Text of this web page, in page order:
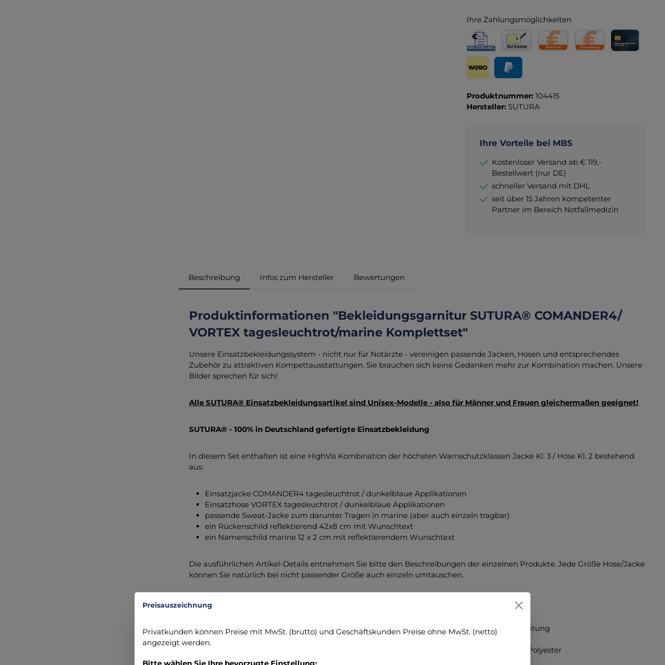
Ihre Zahlungsmöglichkeiten
Rechnung für Behörden
Vorkasse
Produktnummer: 104415
Hersteller: SUTURA
Ihre Vorteile bei MBS
Kostenloser Versand ab € 119,-
Bestellwert (nur DE)
schneller Versand mit DHL
seit über 15 Jahren kompetenter
Partner im Bereich Notfallmedizin
Beschreibung Infos zum Hersteller Bewertungen
Produktinformationen "Bekleidungsgarnitur SUTURA® COMANDER4/
VORTEX tagesleuchtrot/marine Komplettset"
Unsere Einsatzbekleidungssystem - nicht nur für Notärzte - vereinigen passende Jacken, Hosen und entsprechendes
Zubehör zu attraktiven Kompettausstattungen. Sie brauchen sich keine Gedanken mehr zur Kombination machen. Unsere
Bilder sprechen für sich!
Alle SUTURA® Einsatzbekleidungsartikel sind Unisex-Modelle - also für Männer und Frauen gleichermaßen geeignet!
SUTURA® - 100% in Deutschland gefertigte Einsatzbekleidung
In diesem Set enthalten ist eine HighVis Kombination der höchsten Warnschutzklassen Jacke Kl. 3 / Hose Kl. 2 bestehend
aus:
Einsatzjacke COMANDER4 tagesleuchtrot / dunkelblaue Applikationen
Einsatzhose VORTEX tagesleuchtrot / dunkelblaue Applikationen
passende Sweat-Jacke zum darunter Tragen in marine (aber auch einzeln tragbar)
ein Rückenschild reflektierend 42x8 cm mit Wunschtext
ein Namenschild marine 12 x 2 cm mit reflektierendem Wunschtext
Die ausführlichen Artikel-Details entnehmen Sie bitte den Beschreibungen der einzelnen Produkte. Jede Größe Hose/Jacke
können Sie natürlich bei nicht passender Größe auch einzeln umtauschen.
Zusammensetzung Jacke COMANDER4
Oberstoff: hochwertige 2 Lagen Laminat Membrane 90% Polyester mit 10% PU- Beschichtung
Tagesleuchtfarbe nach ISO EN 20471:2013. Gewicht 205 g/m2
Umweltstandards: OEKOtex100, PTFE-frei, FC-frei Innenfutter: Meshgewebe grau, 100% Polyester
Reflektierendes Material: IRC Reflective silber, segmentiert, Industriewäsche geeignet
Preisauszeichnung
Privatkunden können Preise mit MwSt. (brutto) und Geschäftskunden Preise ohne MwSt. (netto)
angezeigt werden.
Bitte wählen Sie Ihre bevorzugte Einstellung: